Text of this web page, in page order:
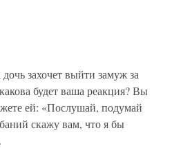
захочет выйти замуж за
будет ваша реакция? Вы
ей: «Послушай, подумай
скажу вам, что я бы